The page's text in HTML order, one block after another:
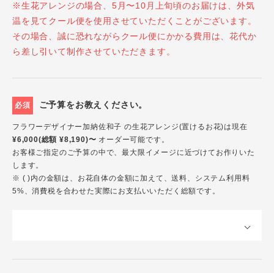
※生花アレンジの場合、5月〜10月上旬頃のお届けは、外気
温を見てクール便を使用させていただくことがございます。
その場合、誠に恐れながらクール便にかかる費用は、花代か
ら差し引いて制作させていただきます。
必須 ご予算をお教えください。
フラワーデザイナー加納佐和子 の生花アレンジ(置けるお花)は現在
¥6,000(総額 ¥8,190)〜 オーダー可能です。
お客様ご指定のご予算の中で、最大限イメージに近づけてお作りいた
します。
※ ( )内の金額は、お花自体の金額に加えて、送料、システム利用料
5%、消費税を合わせた実際にお支払いいただく総額です。